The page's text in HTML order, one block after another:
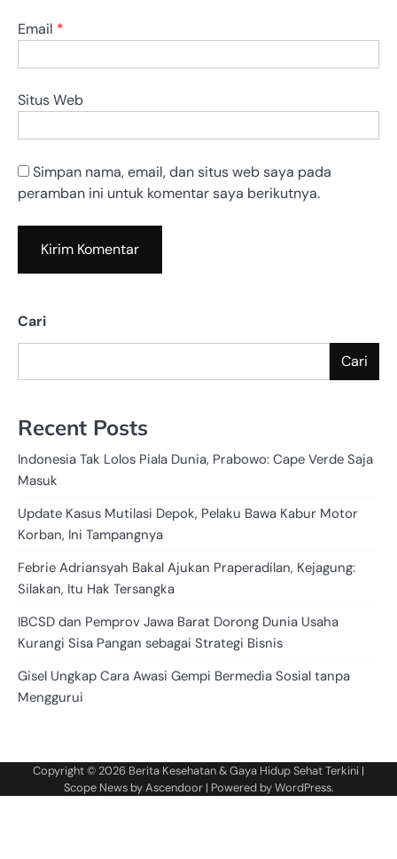
Email *
Situs Web
Simpan nama, email, dan situs web saya pada
peramban ini untuk komentar saya berikutnya.
Cari
Cari
Recent Posts
Indonesia Tak Lolos Piala Dunia, Prabowo: Cape Verde Saja
Masuk
Update Kasus Mutilasi Depok, Pelaku Bawa Kabur Motor
Korban, Ini Tampangnya
Febrie Adriansyah Bakal Ajukan Praperadilan, Kejagung:
Silakan, Itu Hak Tersangka
IBCSD dan Pemprov Jawa Barat Dorong Dunia Usaha
Kurangi Sisa Pangan sebagai Strategi Bisnis
Gisel Ungkap Cara Awasi Gempi Bermedia Sosial tanpa
Menggurui
Copyright © 2026 Berita Kesehatan & Gaya Hidup Sehat Terkini |
Scope News byAscendoor| Powered byWordPress.